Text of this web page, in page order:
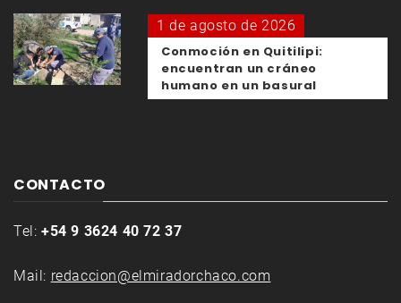
1 de agosto de 2026
Conmoción en Quitilipi:
encuentran un cráneo
humano en un basural
CONTACTO
Tel: +54 9 3624 40 72 37
Mail: redaccion@elmiradorchaco.com